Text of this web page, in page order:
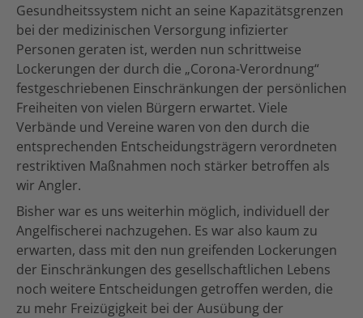
Gesundheitssystem nicht an seine Kapazitätsgrenzen
bei der medizinischen Versorgung infizierter
Personen geraten ist, werden nun schrittweise
Lockerungen der durch die „Corona-Verordnung“
festgeschriebenen Einschränkungen der persönlichen
Freiheiten von vielen Bürgern erwartet. Viele
Verbände und Vereine waren von den durch die
entsprechenden Entscheidungsträgern verordneten
restriktiven Maßnahmen noch stärker betroffen als
wir Angler.
Bisher war es uns weiterhin möglich, individuell der
Angelfischerei nachzugehen. Es war also kaum zu
erwarten, dass mit den nun greifenden Lockerungen
der Einschränkungen des gesellschaftlichen Lebens
noch weitere Entscheidungen getroffen werden, die
zu mehr Freizügigkeit bei der Ausübung der